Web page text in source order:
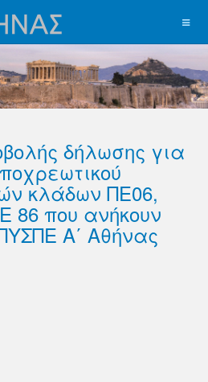
δήλωσης για
κλάδων ΠΕ06,
86 που ανήκουν
Α΄ Αθήνας